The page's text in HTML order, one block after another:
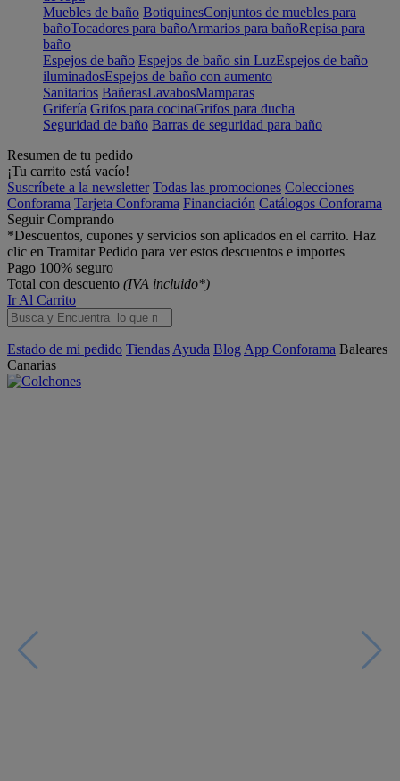
Muebles de baño BotiquinesConjuntos de muebles para
bañoTocadores para bañoArmarios para bañoRepisa para
baño
Espejos de baño Espejos de baño sin LuzEspejos de baño
iluminadosEspejos de baño con aumento
Sanitarios BañerasLavabosMamparas
Grifería Grifos para cocinaGrifos para ducha
Seguridad de baño Barras de seguridad para baño
Resumen de tu pedido
¡Tu carrito está vacío!
Suscríbete a la newsletter Todas las promociones Colecciones
Conforama Tarjeta Conforama Financiación Catálogos Conforama
Seguir Comprando
*Descuentos, cupones y servicios son aplicados en el carrito. Haz
clic en Tramitar Pedido para ver estos descuentos e importes
Pago 100% seguro
Total con descuento (IVA incluido*)
Ir Al Carrito
Estado de mi pedido Tiendas Ayuda Blog App Conforama Baleares
Canarias